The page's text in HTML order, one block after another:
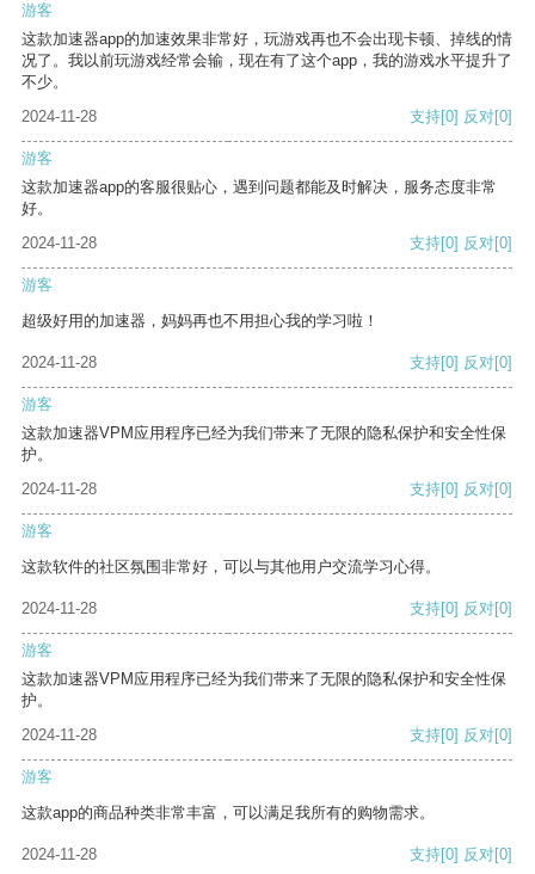
游客
这款加速器app的加速效果非常好，玩游戏再也不会出现卡顿、掉线的情
况了。我以前玩游戏经常会输，现在有了这个app，我的游戏水平提升了
不少。
2024-11-28
支持[0] 反对[0]
游客
这款加速器app的客服很贴心，遇到问题都能及时解决，服务态度非常
好。
2024-11-28
支持[0] 反对[0]
游客
超级好用的加速器，妈妈再也不用担心我的学习啦！
2024-11-28 支持[0] 反对[0]
游客
这款加速器VPM应用程序已经为我们带来了无限的隐私保护和安全性保
护。
2024-11-28
支持[0] 反对[0]
游客
这款软件的社区氛围非常好，可以与其他用户交流学习心得。
2024-11-28 支持[0] 反对[0]
游客
这款加速器VPM应用程序已经为我们带来了无限的隐私保护和安全性保
护。
2024-11-28
支持[0] 反对[0]
游客
这款app的商品种类非常丰富，可以满足我所有的购物需求。
2024-11-28 支持[0] 反对[0]